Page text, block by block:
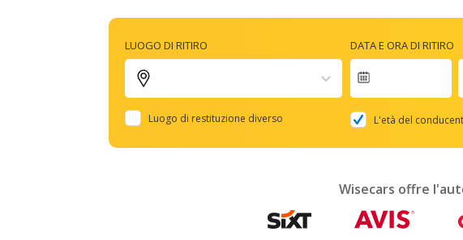
LUOGO DI RITIRO
Luogo di restituzione diverso
DATA E ORA DI RITIRO
to
calendar
select
a
L'età del
Wisecars offre